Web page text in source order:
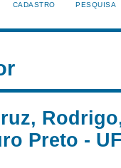
CADASTRO
PESQUISA
Preto -